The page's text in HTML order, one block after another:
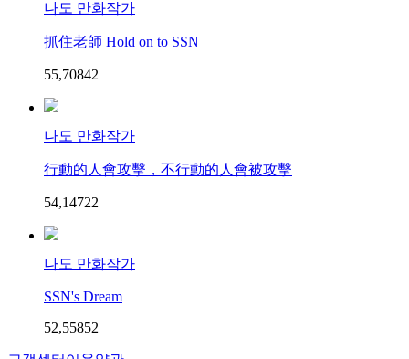
나도 만화작가
抓住老師 Hold on to SSN
55,70842
나도 만화작가
行動的人會攻擊，不行動的人會被攻擊
54,14722
나도 만화작가
SSN's Dream
52,55852